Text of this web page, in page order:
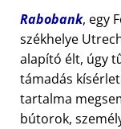
Rabobank, egy
székhelye
alapító élt, úgy
támadás
tartalma
bútorok,